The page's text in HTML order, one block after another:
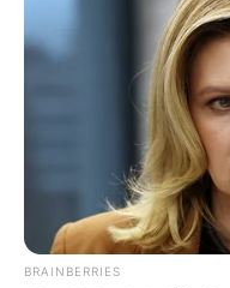
BRAINBERRIES